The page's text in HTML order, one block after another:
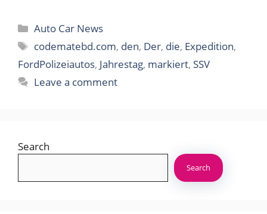
Categories
Auto Car News
Tags
codematebd.com, den, Der, die, Expedition,
FordPolizeiautos, Jahrestag, markiert, SSV
Leave a comment
Search
Search